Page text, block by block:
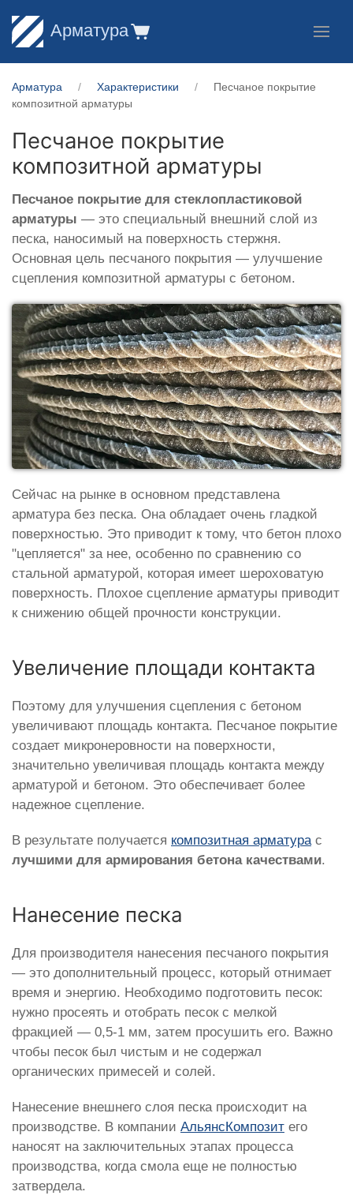
Арматура
Арматура Характеристики
Песчаное покрытие
композитной арматуры
Песчаное покрытие
композитной арматуры
Песчаное покрытие для стеклопластиковой
арматуры — это специальный внешний слой из
песка, наносимый на поверхность стержня.
Основная цель песчаного покрытия — улучшение
сцепления композитной арматуры с бетоном.
Сейчас на рынке в основном представлена
арматура без песка. Она обладает очень гладкой
поверхностью. Это приводит к тому, что бетон плохо
"цепляется" за нее, особенно по сравнению со
стальной арматурой, которая имеет шероховатую
поверхность. Плохое сцепление арматуры приводит
к снижению общей прочности конструкции.
Увеличение площади контакта
Поэтому для улучшения сцепления с бетоном
увеличивают площадь контакта. Песчаное покрытие
создает микронеровности на поверхности,
значительно увеличивая площадь контакта между
арматурой и бетоном. Это обеспечивает более
надежное сцепление.
В результате получается композитная арматура с
лучшими для армирования бетона качествами.
Нанесение песка
Для производителя нанесения песчаного покрытия
— это дополнительный процесс, который отнимает
время и энергию. Необходимо подготовить песок:
нужно просеять и отобрать песок с мелкой
фракцией — 0,5-1 мм, затем просушить его. Важно
чтобы песок был чистым и не содержал
органических примесей и солей.
Нанесение внешнего слоя песка происходит на
производстве. В компании АльянсКомпозит его
наносят на заключительных этапах процесса
производства, когда смола еще не полностью
затвердела.